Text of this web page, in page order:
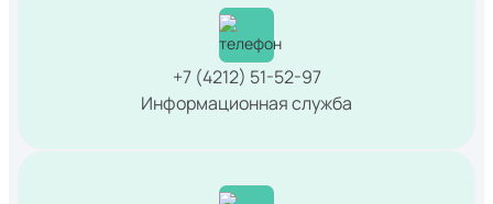
+7 (4212) 51-52-97
Информационная служба